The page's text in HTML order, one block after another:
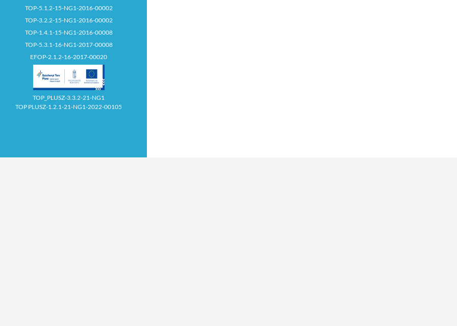
TOP-5.1.2-15-NG1-2016-00002
TOP-3.2.2-15-NG1-2016-00002
TOP-1.4.1-15-NG1-2016-00008
TOP-5.3.1-16-NG1-2017-00008
EFOP-2.1.2-16-2017-00020
TOP_PLUSZ-3.3.2-21-NG1
TOP PLUSZ-1.2.1-21-NG1-2022-00105